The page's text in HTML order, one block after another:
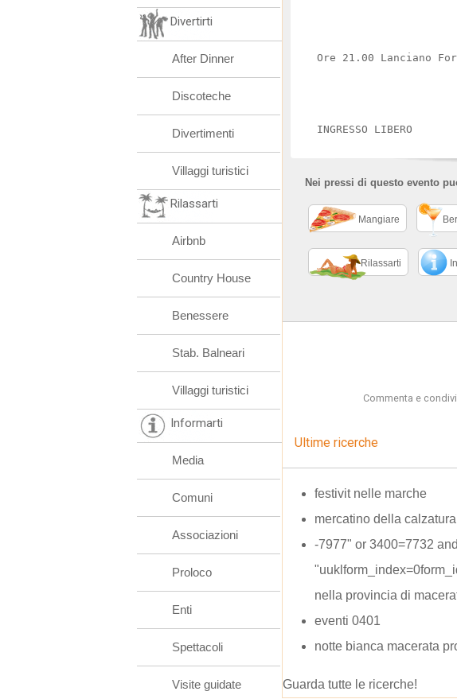
Ore 21.00 Lanciano
INGRESSO LIBERO
Nei pressi di questo evento
Mangiare
Rilassarti
Commenta e
Ultime ricerche
festivit nelle marche
mercatino della
-7977" or 3400=7732
nella provincia di
eventi 0401
notte bianca macerata
Guarda tutte le ricerche!
Divertirti
After Dinner
Discoteche
Divertimenti
Villaggi turistici
Rilassarti
Airbnb
Country House
Benessere
Stab. Balneari
Villaggi turistici
Informarti
Media
Comuni
Associazioni
Proloco
Enti
Spettacoli
Visite guidate